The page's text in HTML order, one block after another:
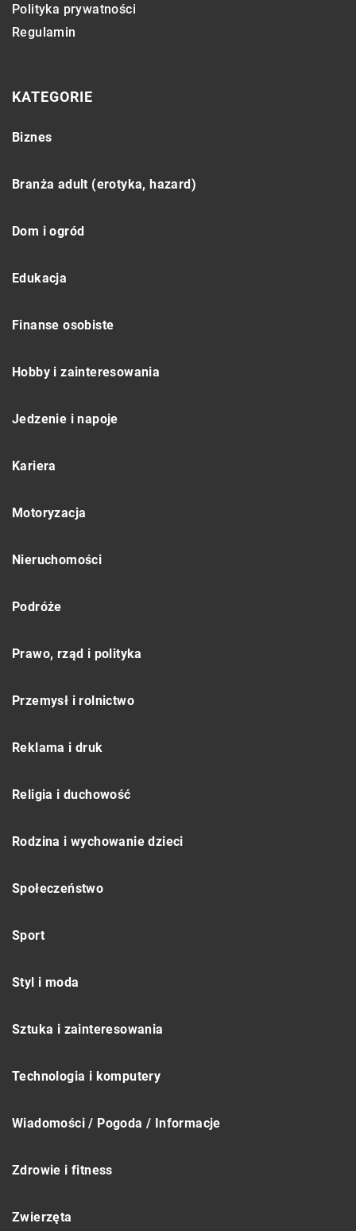
Polityka prywatności
Regulamin
KATEGORIE
Biznes
Branża adult (erotyka, hazard)
Dom i ogród
Edukacja
Finanse osobiste
Hobby i zainteresowania
Jedzenie i napoje
Kariera
Motoryzacja
Nieruchomości
Podróże
Prawo, rząd i polityka
Przemysł i rolnictwo
Reklama i druk
Religia i duchowość
Rodzina i wychowanie dzieci
Społeczeństwo
Sport
Styl i moda
Sztuka i zainteresowania
Technologia i komputery
Wiadomości / Pogoda / Informacje
Zdrowie i fitness
Zwierzęta